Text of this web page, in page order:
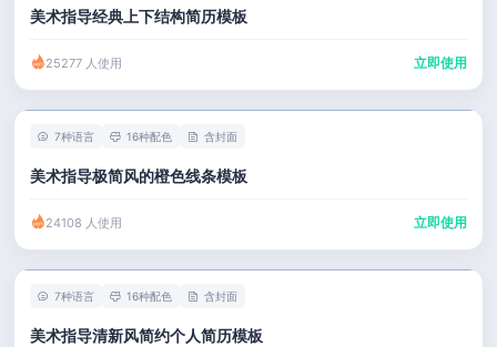
美术指导经典上下结构简历模板
25277 人使用 立即使用
7种语言 16种配色 含封面
美术指导极简风的橙色线条模板
24108 人使用 立即使用
7种语言 16种配色 含封面
美术指导清新风简约个人简历模板